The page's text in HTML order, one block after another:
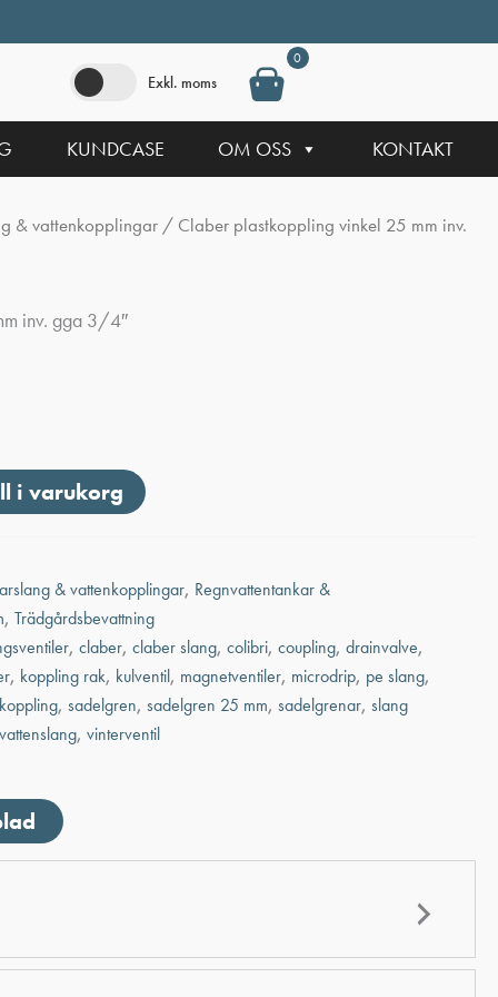
Exkl. moms
0
KUNDCASE OM OSS KONTAKT
& vattenkopplingar / Claber plastkoppling vinkel 25 mm inv.
inv. gga 3/4″
i varukorg
& vattenkopplingar, Regnvattentankar &
, Trädgårdsbevattning
, claber, claber slang, colibri, coupling, drainvalve,
, koppling rak, kulventil, magnetventiler, microdrip, pe slang,
, sadelgren, sadelgren 25 mm, sadelgrenar, slang
vattenslang, vinterventil